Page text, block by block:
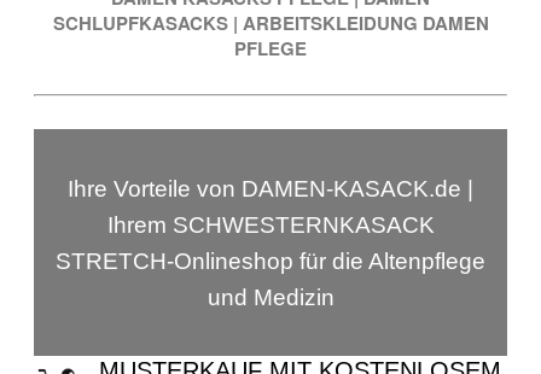
SCHLUPFKASACKS | ARBEITSKLEIDUNG DAMEN
PFLEGE
Ihre Vorteile von DAMEN-KASACK.de |
Ihrem SCHWESTERNKASACK
STRETCH-Onlineshop für die Altenpflege
und Medizin